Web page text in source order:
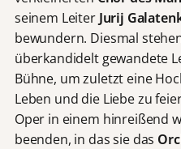
seinem Leiter Jurij
bewundern. Diesmal
überkandidelt gewandete
Bühne, um zuletzt eine
Leben und die Liebe zu
Oper in einem hinreißend
beenden, in das sie das